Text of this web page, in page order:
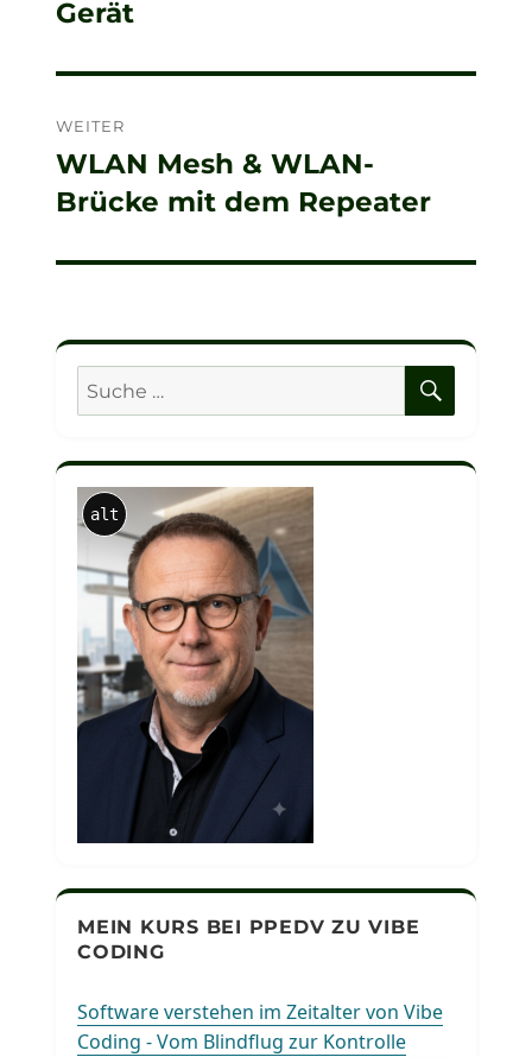
Beitrag:
Gerät
WEITER
Nächster
Beitrag:
WLAN Mesh & WLAN-
Brücke mit dem Repeater
Suche
nach:
alt
MEIN KURS BEI PPEDV ZU VIBE
CODING
Software verstehen im Zeitalter von Vibe
Coding - Vom Blindflug zur Kontrolle